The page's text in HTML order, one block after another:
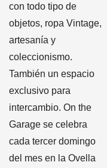
con todo tipo de
objetos, ropa Vintage,
artesanía y
coleccionismo.
También un espacio
exclusivo para
intercambio. On the
Garage se celebra
cada tercer domingo
del mes en la Ovella